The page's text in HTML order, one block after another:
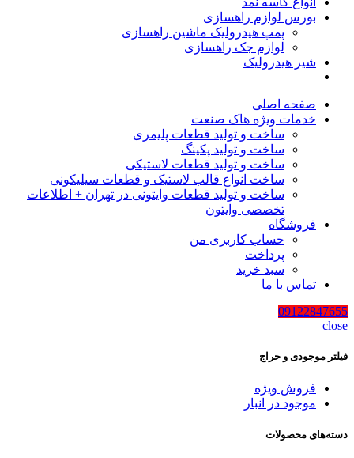
بورس لوازم راهسازی
پمپ هیدرولیک ماشین راهسازی
لوازم جک راهسازی
شیر هیدرولیک
صفحه اصلی
خدمات ویژه هاک صنعت
ساخت و تولید قطعات پلیمری
ساخت و تولید پکینگ
ساخت و تولید قطعات لاستیکی
ساخت انواع قالب لاستیک و قطعات سیلیکونی
ساخت و تولید قطعات وایتونی در تهران + اطلاعات
تخصصی وایتون
فروشگاه
حساب کاربری من
پرداخت
سبد خرید
تماس با ما
09122847655
close
فیلتر موجودی و حراج
فروش ویژه
موجود در انبار
دسته‌های محصولات